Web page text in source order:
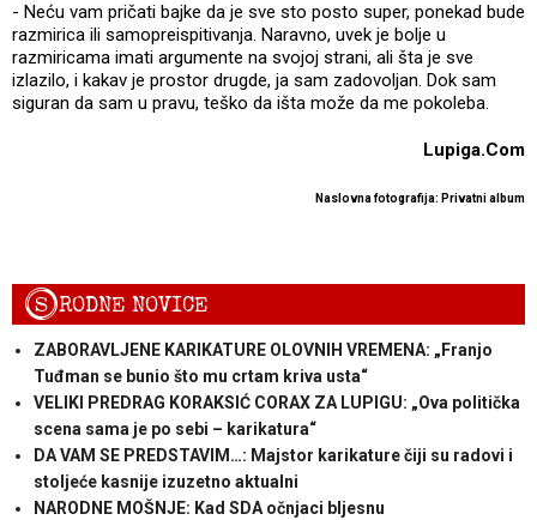
- Neću vam pričati bajke da je sve sto posto super, ponekad bude
razmirica ili samopreispitivanja. Naravno, uvek je bolje u
razmiricama imati argumente na svojoj strani, ali šta je sve
izlazilo, i kakav je prostor drugde, ja sam zadovoljan. Dok sam
siguran da sam u pravu, teško da išta može da me pokoleba.
Lupiga.Com
Naslovna fotografija: Privatni album
SRODNE NOVICE
ZABORAVLJENE KARIKATURE OLOVNIH VREMENA: „Franjo
Tuđman se bunio što mu crtam kriva usta“
VELIKI PREDRAG KORAKSIĆ CORAX ZA LUPIGU: „Ova politička
scena sama je po sebi – karikatura“
DA VAM SE PREDSTAVIM…: Majstor karikature čiji su radovi i
stoljeće kasnije izuzetno aktualni
NARODNE MOŠNJE: Kad SDA očnjaci bljesnu